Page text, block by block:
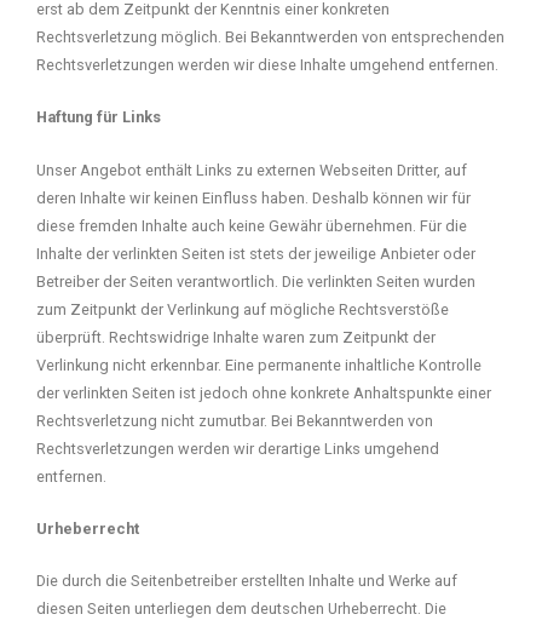
erst ab dem Zeitpunkt der Kenntnis einer konkreten
Rechtsverletzung möglich. Bei Bekanntwerden von entsprechenden
Rechtsverletzungen werden wir diese Inhalte umgehend entfernen.
Haftung für Links
Unser Angebot enthält Links zu externen Webseiten Dritter, auf
deren Inhalte wir keinen Einfluss haben. Deshalb können wir für
diese fremden Inhalte auch keine Gewähr übernehmen. Für die
Inhalte der verlinkten Seiten ist stets der jeweilige Anbieter oder
Betreiber der Seiten verantwortlich. Die verlinkten Seiten wurden
zum Zeitpunkt der Verlinkung auf mögliche Rechtsverstöße
überprüft. Rechtswidrige Inhalte waren zum Zeitpunkt der
Verlinkung nicht erkennbar. Eine permanente inhaltliche Kontrolle
der verlinkten Seiten ist jedoch ohne konkrete Anhaltspunkte einer
Rechtsverletzung nicht zumutbar. Bei Bekanntwerden von
Rechtsverletzungen werden wir derartige Links umgehend
entfernen.
Urheberrecht
Die durch die Seitenbetreiber erstellten Inhalte und Werke auf
diesen Seiten unterliegen dem deutschen Urheberrecht. Die